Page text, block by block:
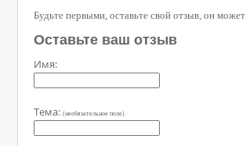
Будьте первыми, оставьте свой отзыв, он
Оставьте ваш отзыв
Имя:
Тема: (необязательное поле)